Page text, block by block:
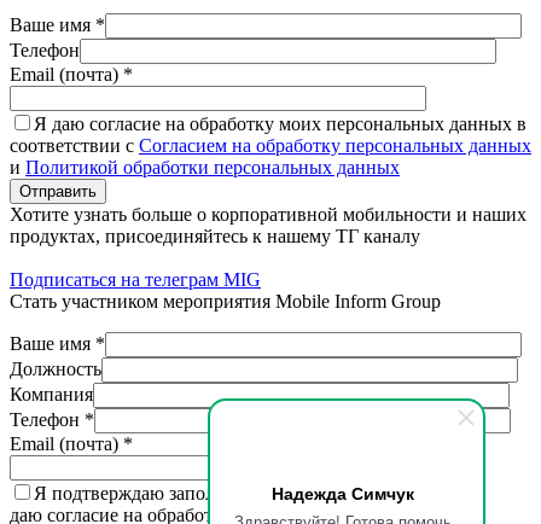
Надежда Симчук
Ваше имя *
Телефон
Email (почта) *
Я даю согласие на обработку моих персональных данных в
соответствии с Согласием на обработку персональных данных
и Политикой обработки персональных данных
Отправить
Хотите узнать больше о корпоративной мобильности и наших
продуктах, присоединяйтесь к нашему ТГ каналу
Подписаться на телеграм MIG
Стать участником мероприятия Mobile Inform Group
Ваше имя *
Должность
Компания
Телефон *
Email (почта) *
Я подтверждаю заполненную мной информацию,
даю согласие на обработку персональных данных